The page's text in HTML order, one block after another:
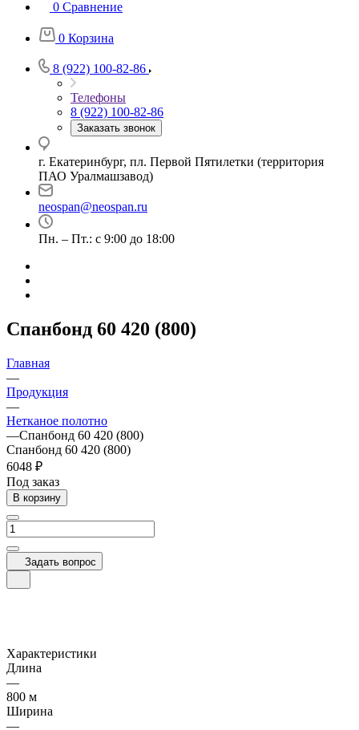
0 Сравнение
0 Корзина
8 (922) 100-82-86
Телефоны
8 (922) 100-82-86
Заказать звонок
г. Екатеринбург, пл. Первой Пятилетки (территория
ПАО Уралмашзавод)
neospan@neospan.ru
Пн. – Пт.: с 9:00 до 18:00
Спанбонд 60 420 (800)
Главная
—
Продукция
—
Нетканое полотно
—Спанбонд 60 420 (800)
Спанбонд 60 420 (800)
6048 ₽
Под заказ
В корзину
Задать вопрос
Характеристики
Длина
—
800 м
Ширина
—